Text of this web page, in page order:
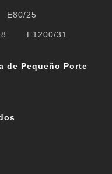
E80/25
E1200/31
de Pequeño Porte